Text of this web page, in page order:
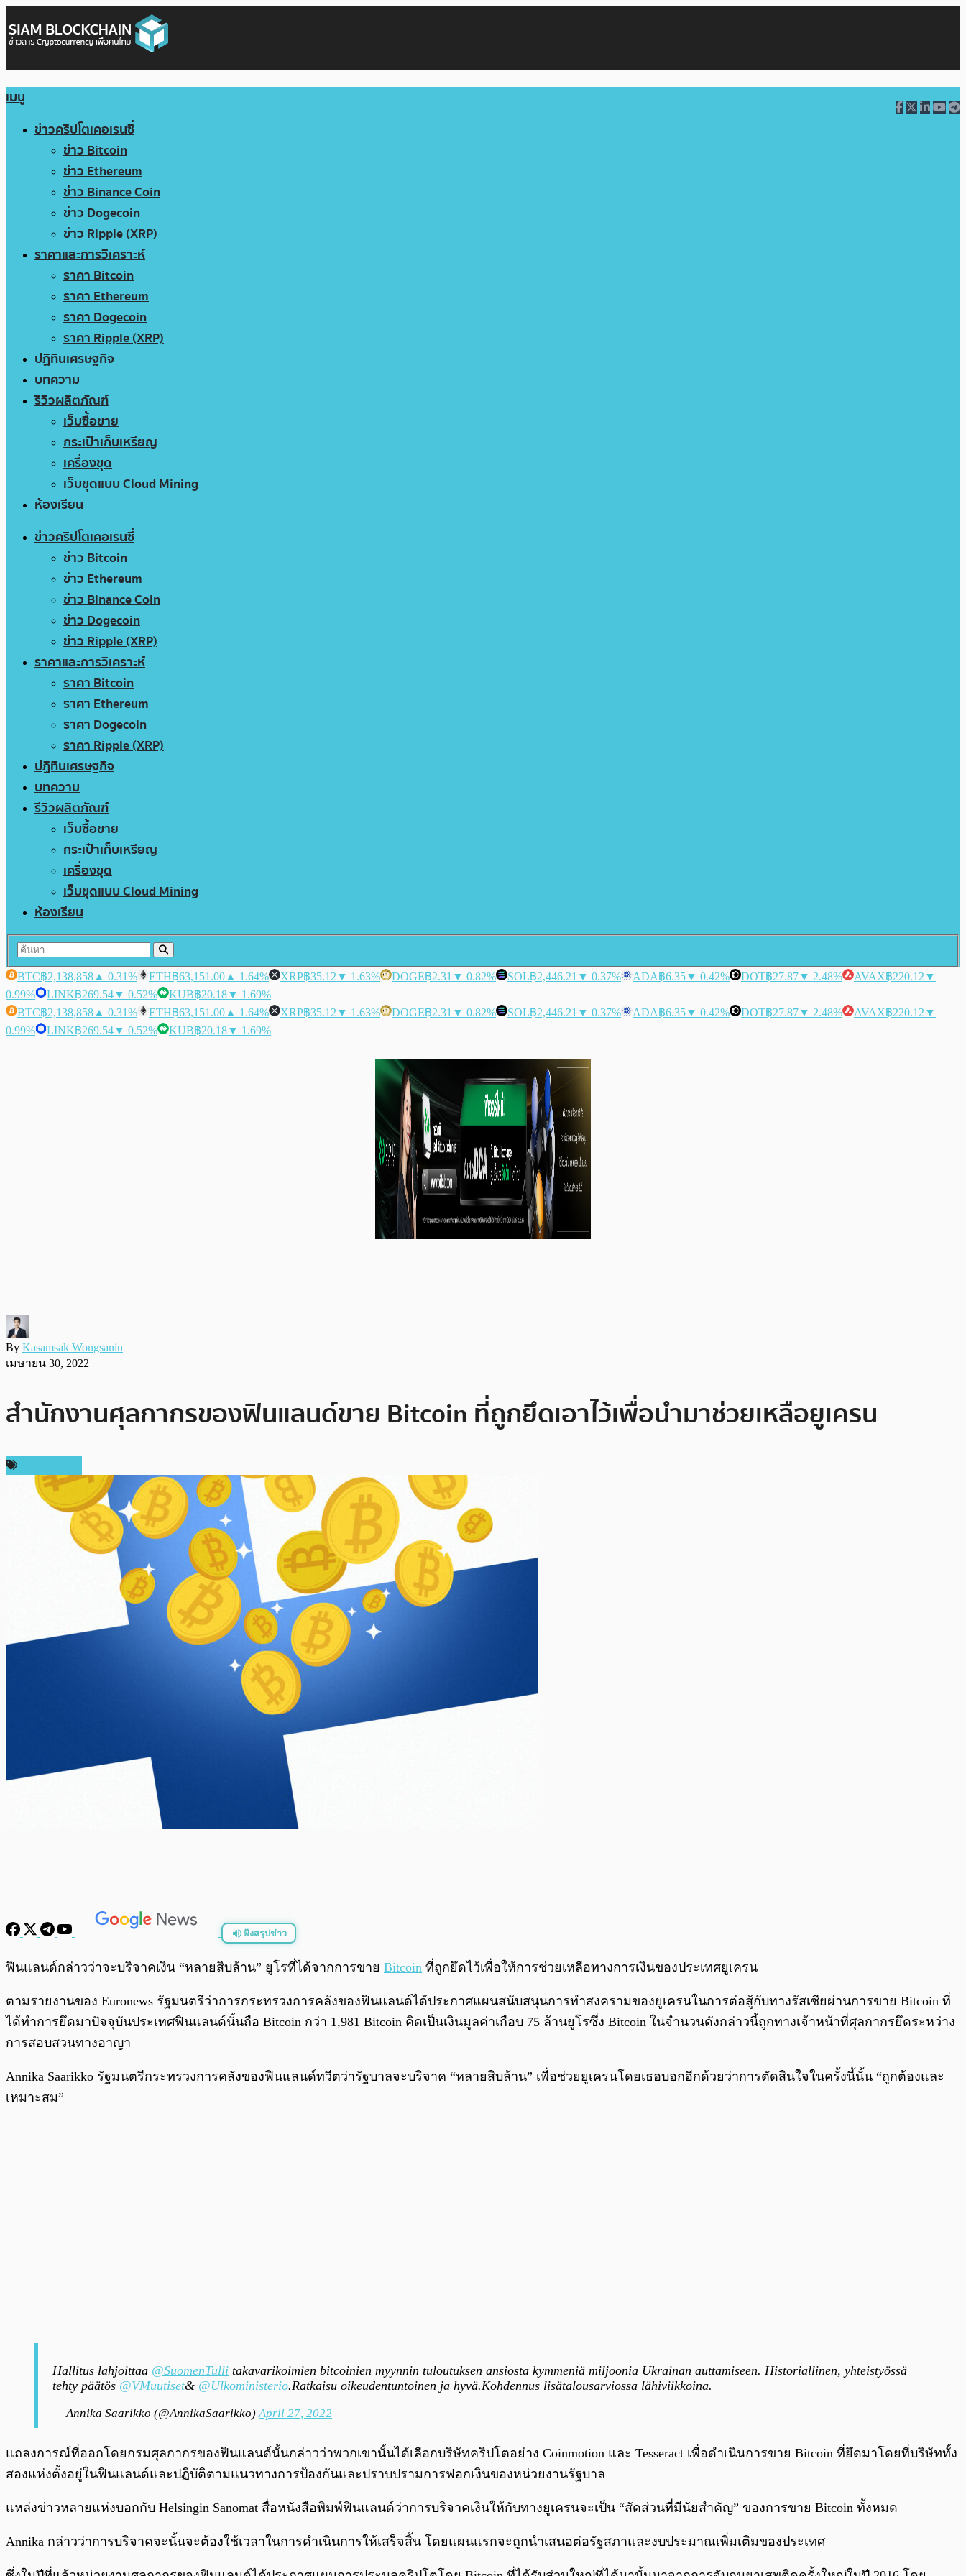
เมนู
ข่าวคริปโตเคอเรนซี่
ข่าว Bitcoin
ข่าว Ethereum
ข่าว Binance Coin
ข่าว Dogecoin
ข่าว Ripple (XRP)
ราคาและการวิเคราะห์
ราคา Bitcoin
ราคา Ethereum
ราคา Dogecoin
ราคา Ripple (XRP)
ปฏิทินเศรษฐกิจ
บทความ
รีวิวผลิตภัณฑ์
เว็บซื้อขาย
กระเป๋าเก็บเหรียญ
เครื่องขุด
เว็บขุดแบบ Cloud Mining
ห้องเรียน
ข่าวคริปโตเคอเรนซี่
ข่าว Bitcoin
ข่าว Ethereum
ข่าว Binance Coin
ข่าว Dogecoin
ข่าว Ripple (XRP)
ราคาและการวิเคราะห์
ราคา Bitcoin
ราคา Ethereum
ราคา Dogecoin
ราคา Ripple (XRP)
ปฏิทินเศรษฐกิจ
บทความ
รีวิวผลิตภัณฑ์
เว็บซื้อขาย
กระเป๋าเก็บเหรียญ
เครื่องขุด
เว็บขุดแบบ Cloud Mining
ห้องเรียน
BTC฿2,138,858 ▲ 0.31% ETH฿63,151.00 ▲ 1.64% XRP฿35.12 ▼ 1.63% DOGE฿2.31 ▼ 0.82% SOL฿2,446.21 ▼ 0.37% ADA฿6.35▼ 0.42% DOT฿27.87▼ 2.48% AVAX฿220.12 ▼
0.99%
LINK฿269.54▼ 0.52% KUB฿20.18▼ 1.69%
BTC฿2,138,858 ▲ 0.31% ETH฿63,151.00 ▲ 1.64% XRP฿35.12 ▼ 1.63% DOGE฿2.31 ▼ 0.82% SOL฿2,446.21 ▼ 0.37% ADA฿6.35▼ 0.42% DOT฿27.87▼ 2.48% AVAX฿220.12 ▼
0.99%
LINK฿269.54▼ 0.52% KUB฿20.18▼ 1.69%
By Kasamsak Wongsanin
เมษายน 30, 2022
สำนักงานศุลกากรของฟินแลนด์ขาย Bitcoin ที่ถูกยึดเอาไว้เพื่อนำมาช่วยเหลือยูเครน
ฟังสรุปข่าว
พร้อมเล่น
ฟินแลนด์กล่าวว่าจะบริจาคเงิน “หลายสิบล้าน” ยูโรที่ได้จากการขาย Bitcoin ที่ถูกยึดไว้เพื่อให้การช่วยเหลือทางการเงินของประเทศยูเครน
ตามรายงานของ Euronews รัฐมนตรีว่าการกระทรวงการคลังของฟินแลนด์ได้ประกาศแผนสนับสนุนการทำสงครามของยูเครนในการต่อสู้กับทางรัสเซียผ่านการขาย Bitcoin ที่
ได้ทำการยึดมาปัจจุบันประเทศฟินแลนด์นั้นถือ Bitcoin กว่า 1,981 Bitcoin คิดเป็นเงินมูลค่าเกือบ 75 ล้านยูโรซึ่ง Bitcoin ในจำนวนดังกล่าวนี้ถูกทางเจ้าหน้าที่ศุลกากรยึดระหว่าง
การสอบสวนทางอาญา
Annika Saarikko รัฐมนตรีกระทรวงการคลังของฟินแลนด์ทวีตว่ารัฐบาลจะบริจาค “หลายสิบล้าน” เพื่อช่วยยูเครนโดยเธอบอกอีกด้วยว่าการตัดสินใจในครั้งนี้นั้น “ถูกต้องและ
เหมาะสม”
Hallitus lahjoittaa @SuomenTulli takavarikoimien bitcoinien myynnin tuloutuksen ansiosta kymmeniä miljoonia Ukrainan auttamiseen. Historiallinen, yhteistyössä
tehty päätös @VMuutiset& @Ulkoministerio.Ratkaisu oikeudentuntoinen ja hyvä.Kohdennus lisätalousarviossa lähiviikkoina.
— Annika Saarikko (@AnnikaSaarikko)April 27, 2022
แถลงการณ์ที่ออกโดยกรมศุลกากรของฟินแลนด์นั้นกล่าวว่าพวกเขานั้นได้เลือกบริษัทคริปโตอย่าง Coinmotion และ Tesseract เพื่อดำเนินการขาย Bitcoin ที่ยึดมาโดยที่บริษัททั้ง
สองแห่งตั้งอยู่ในฟินแลนด์และปฏิบัติตามแนวทางการป้องกันและปราบปรามการฟอกเงินของหน่วยงานรัฐบาล
แหล่งข่าวหลายแห่งบอกกับ Helsingin Sanomat สื่อหนังสือพิมพ์ฟินแลนด์ว่าการบริจาคเงินให้กับทางยูเครนจะเป็น “สัดส่วนที่มีนัยสำคัญ” ของการขาย Bitcoin ทั้งหมด
Annika กล่าวว่าการบริจาคจะนั้นจะต้องใช้เวลาในการดำเนินการให้เสร็จสิ้น โดยแผนแรกจะถูกนำเสนอต่อรัฐสภาและงบประมาณเพิ่มเติมของประเทศ